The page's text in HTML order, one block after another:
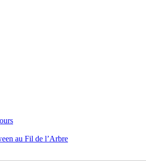
au Fil de l’Arbre